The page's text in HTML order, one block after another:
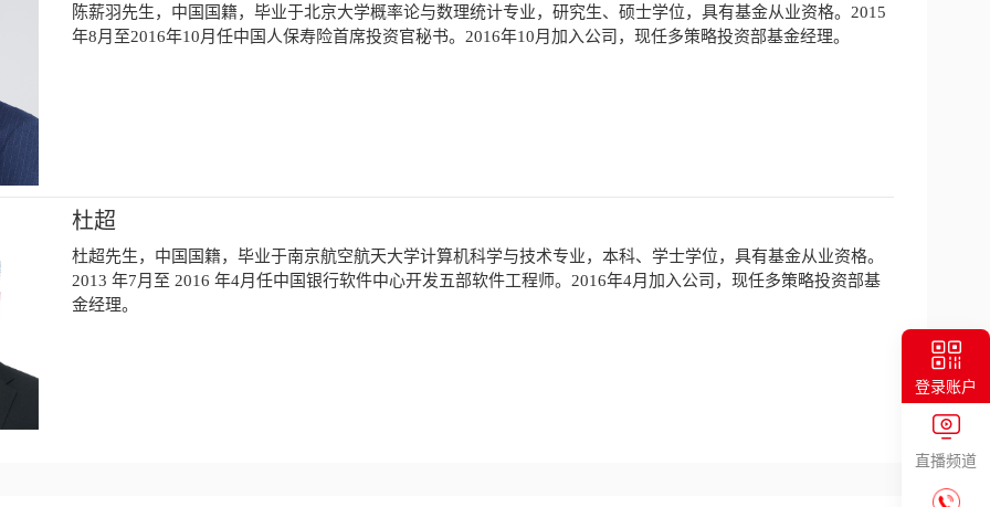
登录账户
直播频道
陈薪羽先生，中国国籍，毕业于北京大学概率论与数理统计专业，研究生、硕士学位，具有基金从业资格。2015
年8月至2016年10月任中国人保寿险首席投资官秘书。2016年10月加入公司，现任多策略投资部基金经理。
杜超
杜超先生，中国国籍，毕业于南京航空航天大学计算机科学与技术专业，本科、学士学位，具有基金从业资格。
2013 年7月至 2016 年4月任中国银行软件中心开发五部软件工程师。2016年4月加入公司，现任多策略投资部基
金经理。